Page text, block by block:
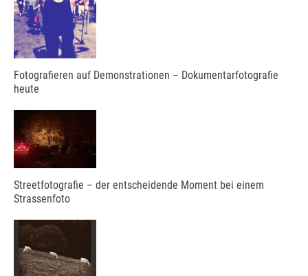
Fotografieren auf Demonstrationen – Dokumentarfotografie
heute
Streetfotografie – der entscheidende Moment bei einem
Strassenfoto